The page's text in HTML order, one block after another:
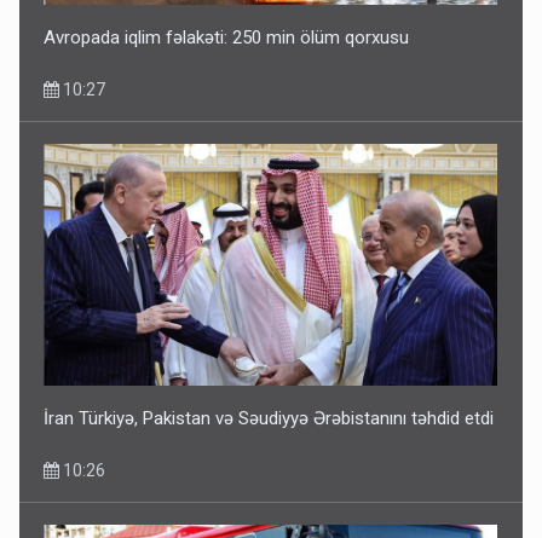
Avropada iqlim fəlakəti: 250 min ölüm qorxusu
10:27
İran Türkiyə, Pakistan və Səudiyyə Ərəbistanını təhdid etdi
10:26